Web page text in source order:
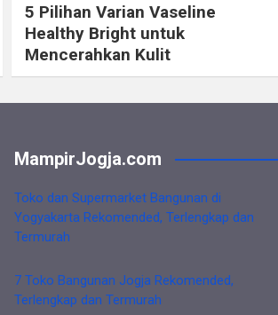
5 Pilihan Varian Vaseline
Healthy Bright untuk
Mencerahkan Kulit
MampirJogja.com
Toko dan Supermarket Bangunan di
Yogyakarta Rekomended, Terlengkap dan
Termurah
7 Toko Bangunan Jogja Rekomended,
Terlengkap dan Termurah